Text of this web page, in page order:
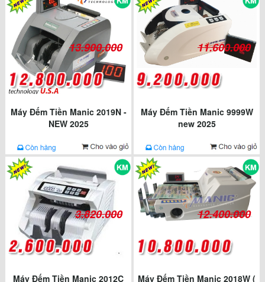
13.900.000
Máy Đếm Tiền Manic 2019N -
NEW 2025
11.600.000
Máy Đếm Tiền Manic 9999W
new 2025
3.820.000
Máy Đếm Tiền Manic 2012C
12.400.000
Máy Đếm Tiền Manic 2018W (